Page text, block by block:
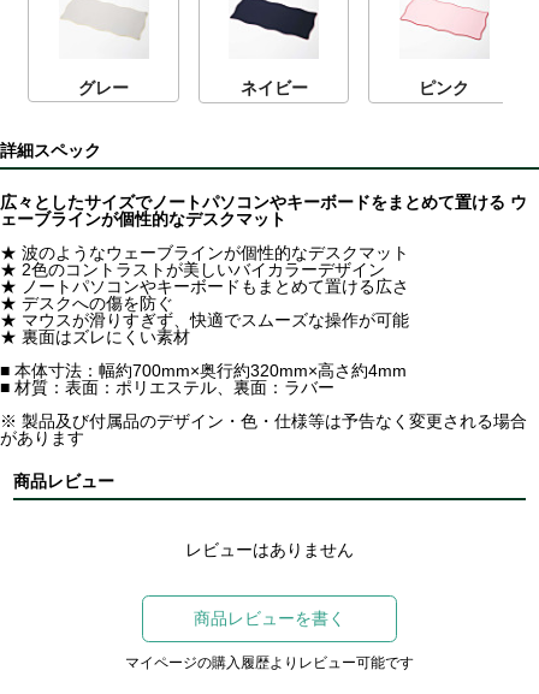
グレー ネイビー ピンク
詳細スペック
広々としたサイズでノートパソコンやキーボードをまとめて置ける ウ
ェーブラインが個性的なデスクマット
★ 波のようなウェーブラインが個性的なデスクマット
★ 2色のコントラストが美しいバイカラーデザイン
★ ノートパソコンやキーボードもまとめて置ける広さ
★ デスクへの傷を防ぐ
★ マウスが滑りすぎず、快適でスムーズな操作が可能
★ 裏面はズレにくい素材
■ 本体寸法：幅約700mm×奥行約320mm×高さ約4mm
■ 材質：表面：ポリエステル、裏面：ラバー
※ 製品及び付属品のデザイン・色・仕様等は予告なく変更される場合
があります
商品レビュー
レビューはありません
商品レビューを書く
マイページの購入履歴よりレビュー可能です